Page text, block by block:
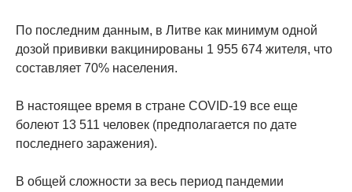
По последним данным, в Литве как минимум одной
дозой прививки вакцинированы 1 955 674 жителя, что
составляет 70% населения.
В настоящее время в стране COVID-19 все еще
болеют 13 511 человек (предполагается по дате
последнего заражения).
В общей сложности за весь период пандемии